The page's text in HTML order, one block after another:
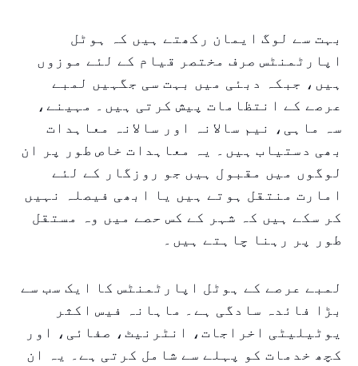
بہت سے لوگ ایمان رکھتے ہیں کہ ہوٹل
اپارٹمنٹس صرف مختصر قیام کے لئے موزوں
ہیں، جبکہ دبئی میں بہت سی جگہیں لمبے
عرصے کے انتظامات پیش کرتی ہیں۔ مہینے،
سہ ماہی، نیم سالانہ اور سالانہ معاہدات
بھی دستیاب ہیں۔ یہ معاہدات خاص طور پر ان
لوگوں میں مقبول ہیں جو روزگار کے لئے
امارت منتقل ہوتے ہیں یا ابھی فیصلہ نہیں
کر سکے ہیں کہ شہر کے کس حصے میں وہ مستقل
طور پر رہنا چاہتے ہیں۔
لمبے عرصے کے ہوٹل اپارٹمنٹس کا ایک سب سے
بڑا فائدہ سادگی ہے۔ ماہانہ فیس اکثر
یوٹیلیٹی اخراجات، انٹرنیٹ، صفائی، اور
کچھ خدمات کو پہلے سے شامل کرتی ہے۔ یہ ان